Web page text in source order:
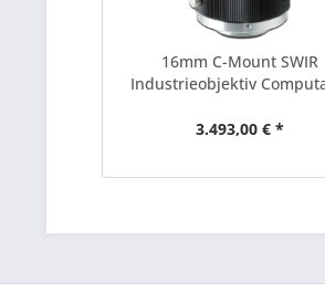
16mm C-Mount SWIR
Industrieobjektiv
3.493,00 € *